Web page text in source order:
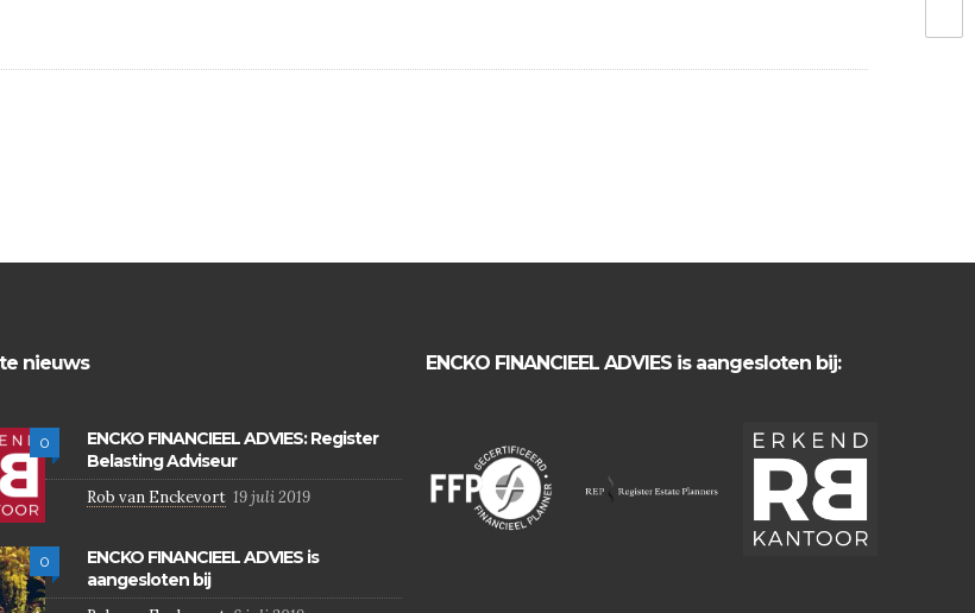
nieuws
0
ENCKO FINANCIEEL ADVIES: Register
Belasting Adviseur
Rob van Enckevort 19 juli 2019
0
ENCKO FINANCIEEL ADVIES is
aangesloten bij
ENCKO FINANCIEEL ADVIES is aangesloten bij: